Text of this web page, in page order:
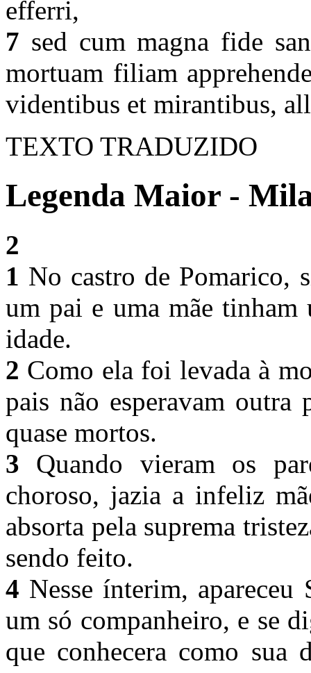
efferri,
7 sed cum magna fide
mortuam filiam
videntibus et mirantibus,
TEXTO TRADUZIDO
Legenda Maior -
2
1 No castro de Pomarico,
um pai e uma mãe tinham
idade.
2 Como ela foi levada à
pais não esperavam outra
quase mortos.
3 Quando vieram os
choroso, jazia a infeliz
absorta pela suprema
sendo feito.
4 Nesse ínterim, apareceu
um só companheiro, e se
que conhecera como sua